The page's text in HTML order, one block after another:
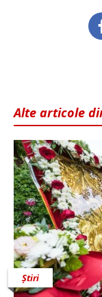
Alte articole
Știri